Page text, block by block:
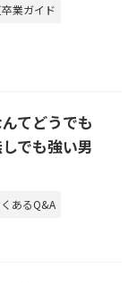
業ガイド
てどうでも
でも強い男
あるQ&A